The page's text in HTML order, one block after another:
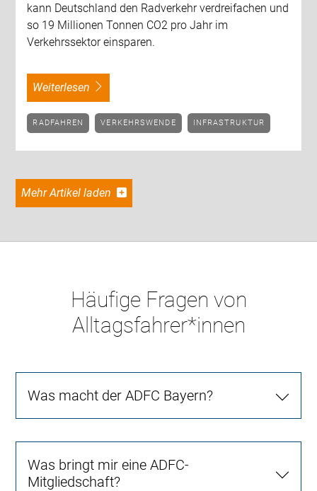
kann Deutschland den Radverkehr verdreifachen und
so 19 Millionen Tonnen CO2 pro Jahr im
Verkehrssektor einsparen.
weiterlesen
RADFAHREN VERKEHRSWENDE INFRASTRUKTUR
Mehr Artikel laden
Häufige Fragen von
Alltagsfahrer*innen
Was macht der ADFC Bayern?
Was bringt mir eine ADFC-
Mitgliedschaft?